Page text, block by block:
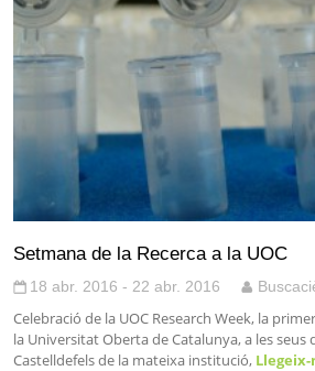
Setmana de la Recerca a la UOC
18 abr. 2016 - 22 abr. 2016
Celebració de la UOC Research Week, la
la Universitat Oberta de Catalunya, a les seus
Castelldefels de la mateixa institució,